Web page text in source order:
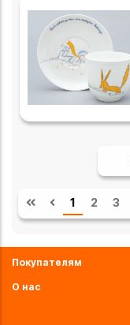
1 2 3
Покупателям
О нас